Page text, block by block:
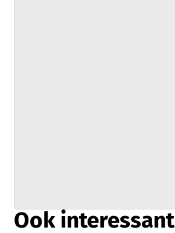
Ook interessant